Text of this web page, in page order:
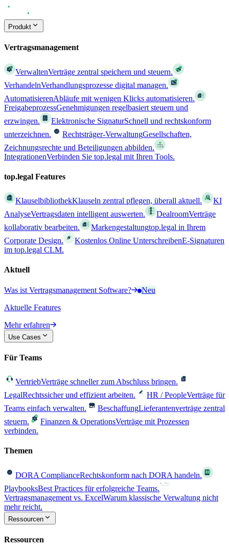
Produkt
Vertragsmanagement
VerwaltenVerträge zentral speichern und steuern.
VerhandelnVerhandlungsprozesse digital managen.
AutomatisierenAbläufe mit wenigen Klicks automatisieren.
FreigabeprozessGenehmigungen regelbasiert steuern und
erzwingen.
Elektronische SignaturSchnell und rechtskonform
unterzeichnen.
Rechtsträger-VerwaltungGesellschaften,
Zeichnungsrechte und Beteiligungen abbilden.
IntegrationenVerbinden Sie top.legal mit Ihren Tools.
top.legal Features
KlauselbibliothekKlauseln zentral pflegen, überall aktuell.
KI
AnalyseVertragsdaten intelligent auswerten. DealroomVerträge
kollaborativ bearbeiten.
Markengestaltungtop.legal in Ihrem
Corporate Design.
Kostenlos Online UnterschreibenE-Signaturen
im top.legal CLM.
Aktuell
Was ist Vertragsmanagement Software?
Neu
Aktuelle Features
Mehr erfahren
Use Cases
Für Teams
VertriebVerträge schneller zum Abschluss bringen.
LegalRechtssicher und effizient arbeiten. HR / PeopleVerträge für
Teams einfach verwalten.
BeschaffungLieferantenverträge zentral
steuern.
Finanzen & OperationsVerträge mit Prozessen
verbinden.
Themen
DORA ComplianceRechtskonform nach DORA handeln.
PlaybooksBest Practices für erfolgreiche Teams.
Vertragsmanagement vs. ExcelWarum klassische Verwaltung nicht
mehr reicht.
Ressourcen
Ressourcen